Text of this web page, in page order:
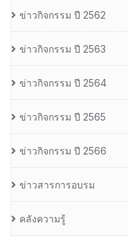
ข่าวกิจกรรม ปี 2562
ข่าวกิจกรรม ปี 2563
ข่าวกิจกรรม ปี 2564
ข่าวกิจกรรม ปี 2565
ข่าวกิจกรรม ปี 2566
ข่าวสารการอบรม
คลังความรู้